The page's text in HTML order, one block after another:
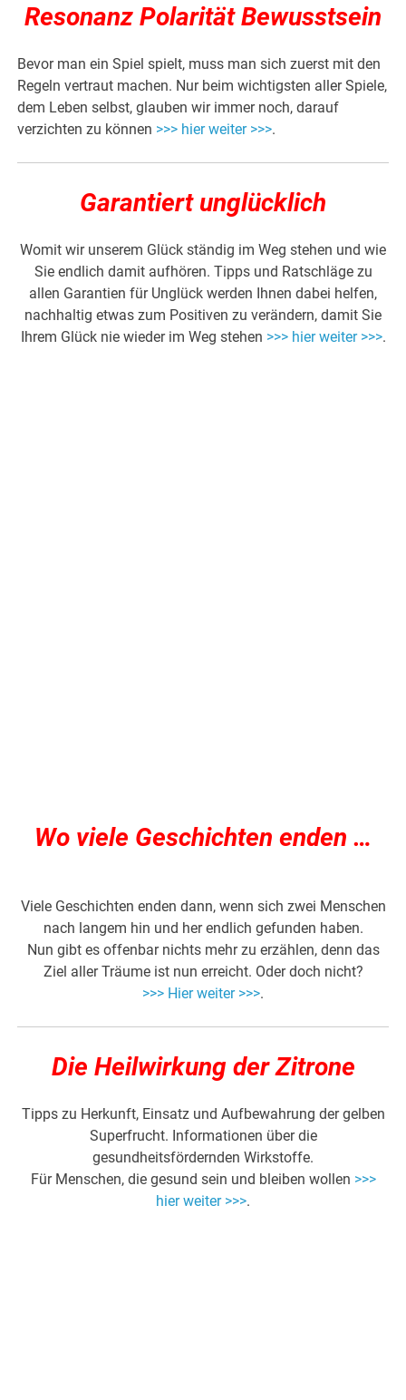
Resonanz Polarität Bewusstsein
Bevor man ein Spiel spielt, muss man sich zuerst mit den
Regeln vertraut machen. Nur beim wichtigsten aller Spiele,
dem Leben selbst, glauben wir immer noch, darauf
verzichten zu können >>> hier weiter >>>.
Garantiert unglücklich
Womit wir unserem Glück ständig im Weg stehen und wie
Sie endlich damit aufhören. Tipps und Ratschläge zu
allen Garantien für Unglück werden Ihnen dabei helfen,
nachhaltig etwas zum Positiven zu verändern, damit Sie
Ihrem Glück nie wieder im Weg stehen >>> hier weiter >>>.
Wo viele Geschichten enden …
Viele Geschichten enden dann, wenn sich zwei Menschen
nach langem hin und her endlich gefunden haben.
Nun gibt es offenbar nichts mehr zu erzählen, denn das
Ziel aller Träume ist nun erreicht. Oder doch nicht?
>>> Hier weiter >>>.
Die Heilwirkung der Zitrone
Tipps zu Herkunft, Einsatz und Aufbewahrung der gelben
Superfrucht. Informationen über die
gesundheitsfördernden Wirkstoffe.
Für Menschen, die gesund sein und bleiben wollen >>>
hier weiter >>>.